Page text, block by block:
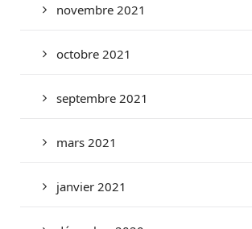
novembre 2021
octobre 2021
septembre 2021
mars 2021
janvier 2021